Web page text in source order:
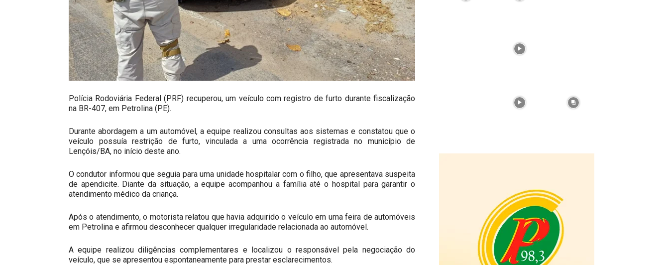
Polícia Rodoviária Federal (PRF) recuperou, um veículo com registro de furto durante fiscalização
na BR-407, em Petrolina (PE).
Durante abordagem a um automóvel, a equipe realizou consultas aos sistemas e constatou que o
veículo possuía restrição de furto, vinculada a uma ocorrência registrada no município de
Lençóis/BA, no início deste ano.
O condutor informou que seguia para uma unidade hospitalar com o filho, que apresentava suspeita
de apendicite. Diante da situação, a equipe acompanhou a família até o hospital para garantir o
atendimento médico da criança.
Após o atendimento, o motorista relatou que havia adquirido o veículo em uma feira de automóveis
em Petrolina e afirmou desconhecer qualquer irregularidade relacionada ao automóvel.
A equipe realizou diligências complementares e localizou o responsável pela negociação do
veículo, que se apresentou espontaneamente para prestar esclarecimentos.